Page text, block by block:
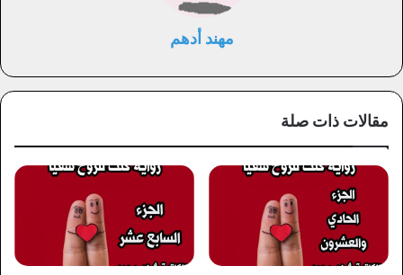
مهند أدهم
مقالات ذات صلة